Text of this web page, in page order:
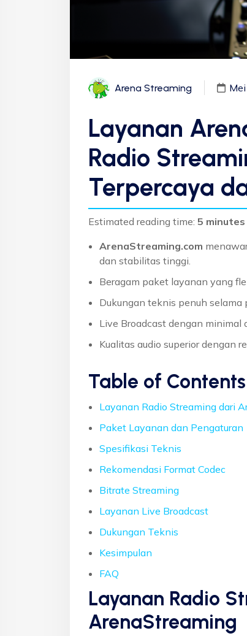
Arena Streaming
Layanan
Radio
Terpercaya
Estimated reading time: 5 minutes
ArenaStreaming.com
dan stabilitas tinggi.
Beragam paket layanan yang
Dukungan teknis penuh selama
Live Broadcast dengan minimal
Kualitas audio superior dengan
Table of Contents
Layanan Radio Streaming dari
Paket Layanan dan Pengaturan
Spesifikasi Teknis
Rekomendasi Format Codec
Bitrate Streaming
Layanan Live Broadcast
Dukungan Teknis
Kesimpulan
FAQ
Layanan Radio
ArenaStreaming